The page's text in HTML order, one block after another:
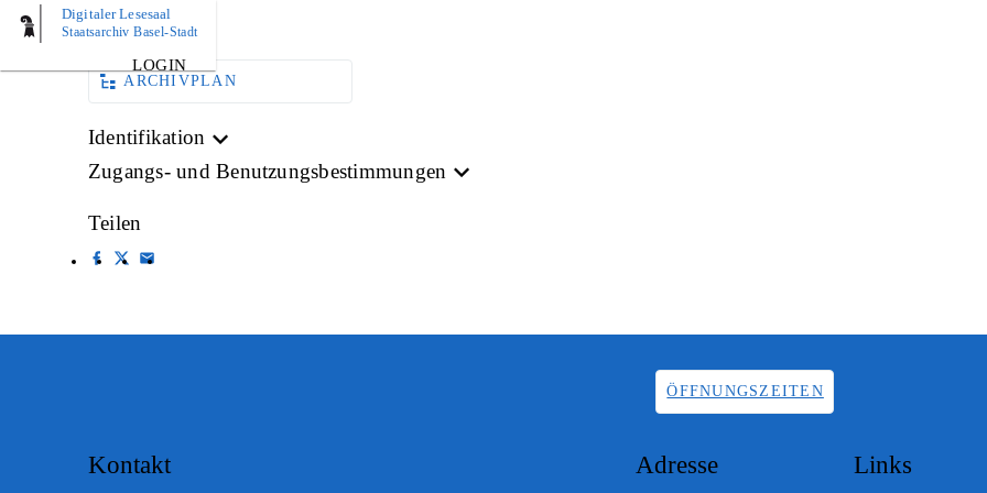
Digitaler Lesesaal
Staatsarchiv Basel-Stadt
LOGIN
AKTE
ARCHIVPLAN
Identifikation
Zugangs- und Benutzungsbestimmungen
Teilen
ÖFFNUNGSZEITEN
Kontakt Adresse Links